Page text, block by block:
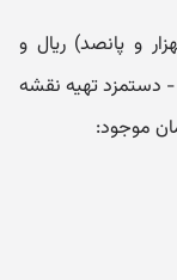
مساحت زیر بنا ۵۰۰/۱ (یکهزار و پانصد) ریال و
حداقل ۰۰۰ /۲۰۰ (دویست هزار) ریال. ماده ۴۳ - دستمزد تهیه نقشه
موجود: